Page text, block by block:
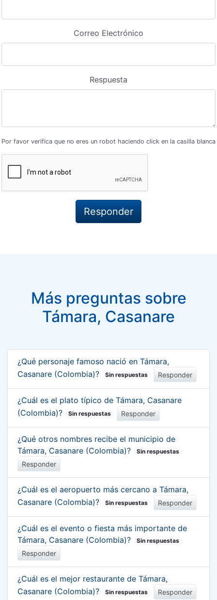
Correo Electrónico
Respuesta
Por favor verifica que no eres un robot haciendo click en la casilla blanca
Más preguntas sobre
Támara, Casanare
¿Qué personaje famoso nació en Támara,
Casanare (Colombia)?
Sin respuestas Responder
¿Cuál es el plato típico de Támara, Casanare
(Colombia)?
Sin respuestas Responder
¿Qué otros nombres recibe el municipio de
Támara, Casanare (Colombia)?
Sin respuestas
Responder
¿Cuál es el aeropuerto más cercano a Támara,
Casanare (Colombia)?
Sin respuestas Responder
¿Cuál es el evento o fiesta más importante de
Támara, Casanare (Colombia)?
Sin respuestas
Responder
¿Cuál es el mejor restaurante de Támara,
Casanare (Colombia)?
Sin respuestas Responder